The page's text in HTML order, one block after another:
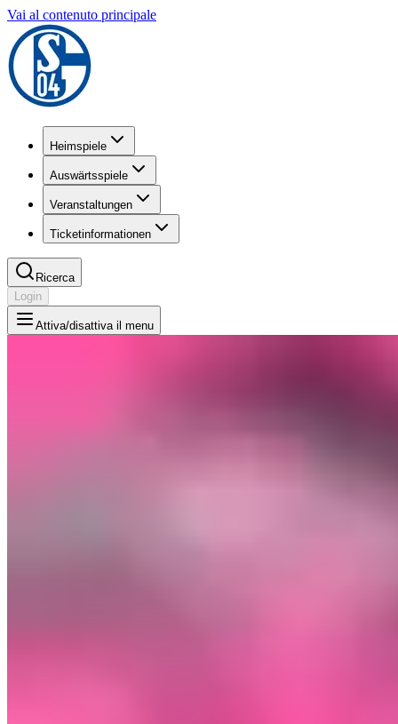
Vai al contenuto principale
Heimspiele
Auswärtsspiele
Veranstaltungen
Ticketinformationen
Ricerca
Login
Attiva/disattiva il menu